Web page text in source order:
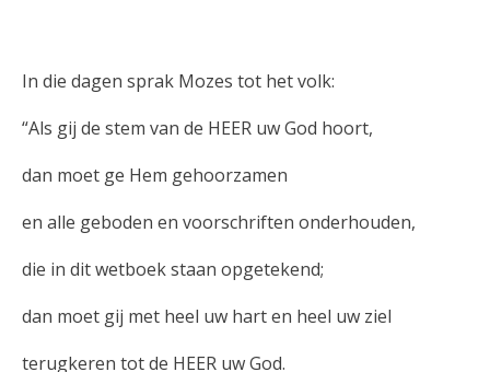
In die dagen sprak Mozes tot het volk:
“Als gij de stem van de HEER uw God hoort,
dan moet ge Hem gehoorzamen
en alle geboden en voorschriften onderhouden,
die in dit wetboek staan opgetekend;
dan moet gij met heel uw hart en heel uw ziel
terugkeren tot de HEER uw God.